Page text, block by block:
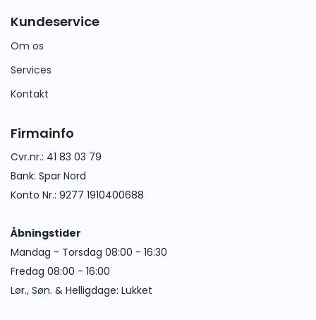
Kundeservice
Om os
Services
Kontakt
Firmainfo
Cvr.nr.: 41 83 03 79
Bank: Spar Nord
Konto Nr.: 9277 1910400688
Åbningstider
Mandag - Torsdag 08:00 - 16:30
Fredag 08:00 - 16:00
Lør., Søn. & Helligdage: Lukket